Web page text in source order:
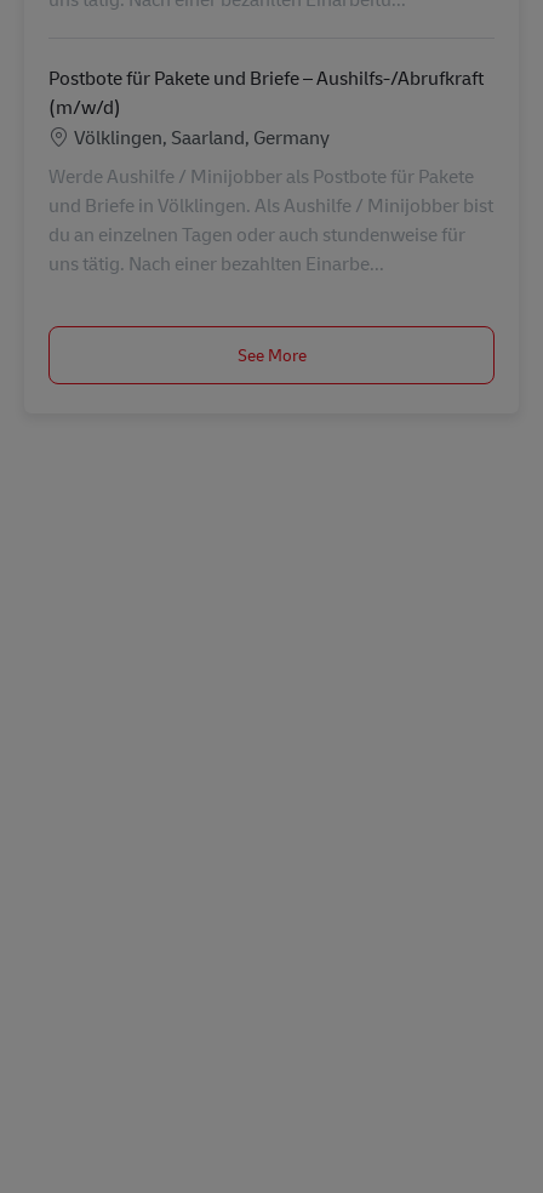
Postbote für Pakete und Briefe – Aushilfs-/Abrufkraft
(m/w/d)
Location
Völklingen, Saarland, Germany
Werde Aushilfe / Minijobber als Postbote für Pakete
und Briefe in Völklingen. Als Aushilfe / Minijobber bist
du an einzelnen Tagen oder auch stundenweise für
uns tätig. Nach einer bezahlten Einarbe...
See More